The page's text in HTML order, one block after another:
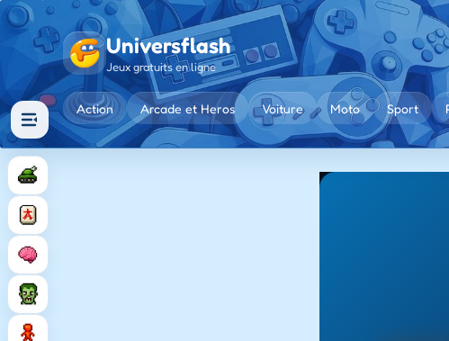
Universflash
Jeux gratuits en ligne
Action Arcade et Heros Voiture Moto Sport